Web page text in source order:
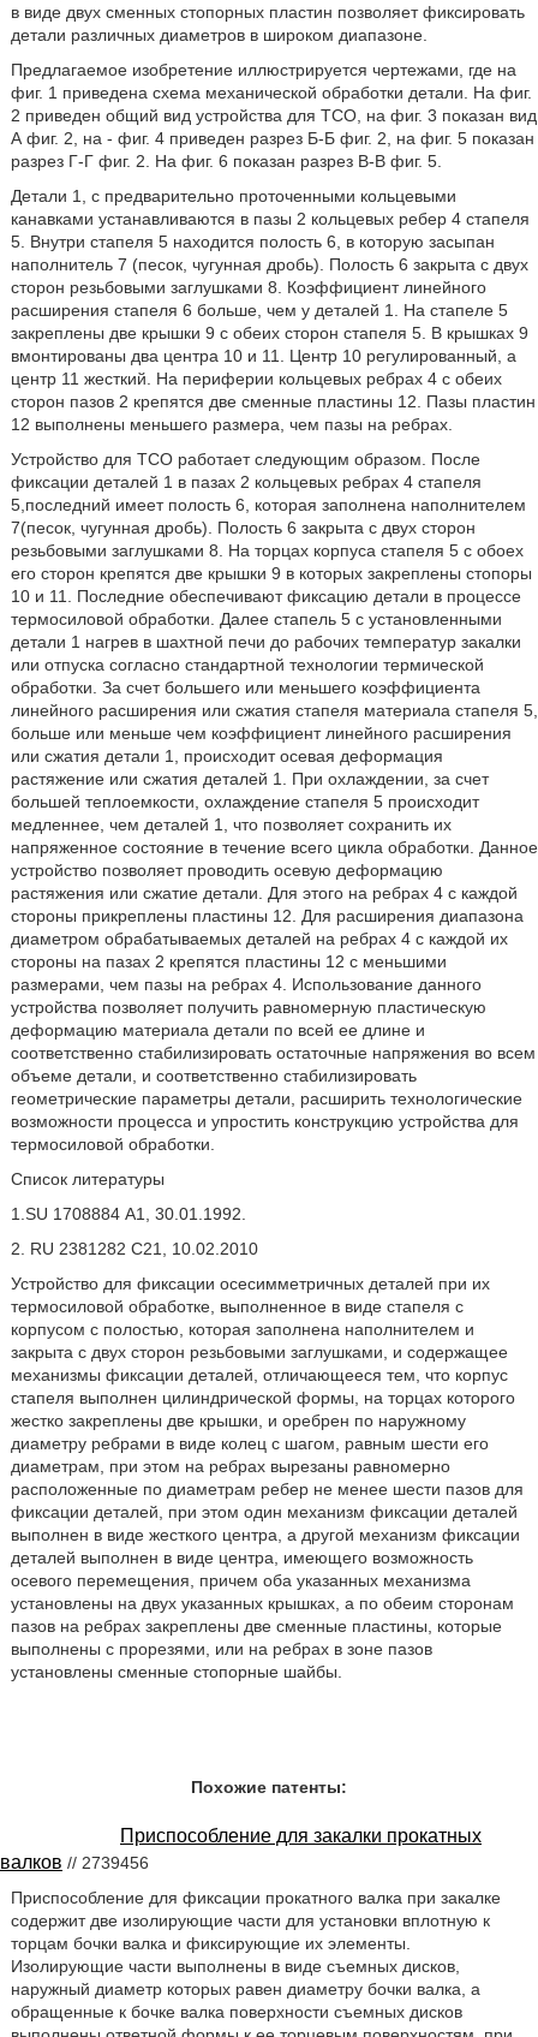
в виде двух сменных стопорных пластин позволяет фиксировать
детали различных диаметров в широком диапазоне.
Предлагаемое изобретение иллюстрируется чертежами, где на
фиг. 1 приведена схема механической обработки детали. На фиг.
2 приведен общий вид устройства для ТСО, на фиг. 3 показан вид
А фиг. 2, на - фиг. 4 приведен разрез Б-Б фиг. 2, на фиг. 5 показан
разрез Г-Г фиг. 2. На фиг. 6 показан разрез В-В фиг. 5.
Детали 1, с предварительно проточенными кольцевыми
канавками устанавливаются в пазы 2 кольцевых ребер 4 стапеля
5. Внутри стапеля 5 находится полость 6, в которую засыпан
наполнитель 7 (песок, чугунная дробь). Полость 6 закрыта с двух
сторон резьбовыми заглушками 8. Коэффициент линейного
расширения стапеля 6 больше, чем у деталей 1. На стапеле 5
закреплены две крышки 9 с обеих сторон стапеля 5. В крышках 9
вмонтированы два центра 10 и 11. Центр 10 регулированный, а
центр 11 жесткий. На периферии кольцевых ребрах 4 с обеих
сторон пазов 2 крепятся две сменные пластины 12. Пазы пластин
12 выполнены меньшего размера, чем пазы на ребрах.
Устройство для ТСО работает следующим образом. После
фиксации деталей 1 в пазах 2 кольцевых ребрах 4 стапеля
5,последний имеет полость 6, которая заполнена наполнителем
7(песок, чугунная дробь). Полость 6 закрыта с двух сторон
резьбовыми заглушками 8. На торцах корпуса стапеля 5 с обоех
его сторон крепятся две крышки 9 в которых закреплены стопоры
10 и 11. Последние обеспечивают фиксацию детали в процессе
термосиловой обработки. Далее стапель 5 с установленными
детали 1 нагрев в шахтной печи до рабочих температур закалки
или отпуска согласно стандартной технологии термической
обработки. За счет большего или меньшего коэффициента
линейного расширения или сжатия стапеля материала стапеля 5,
больше или меньше чем коэффициент линейного расширения
или сжатия детали 1, происходит осевая деформация
растяжение или сжатия деталей 1. При охлаждении, за счет
большей теплоемкости, охлаждение стапеля 5 происходит
медленнее, чем деталей 1, что позволяет сохранить их
напряженное состояние в течение всего цикла обработки. Данное
устройство позволяет проводить осевую деформацию
растяжения или сжатие детали. Для этого на ребрах 4 с каждой
стороны прикреплены пластины 12. Для расширения диапазона
диаметром обрабатываемых деталей на ребрах 4 с каждой их
стороны на пазах 2 крепятся пластины 12 с меньшими
размерами, чем пазы на ребрах 4. Использование данного
устройства позволяет получить равномерную пластическую
деформацию материала детали по всей ее длине и
соответственно стабилизировать остаточные напряжения во всем
объеме детали, и соответственно стабилизировать
геометрические параметры детали, расширить технологические
возможности процесса и упростить конструкцию устройства для
термосиловой обработки.
Список литературы
1.SU 1708884 А1, 30.01.1992.
2. RU 2381282 С21, 10.02.2010
Устройство для фиксации осесимметричных деталей при их
термосиловой обработке, выполненное в виде стапеля с
корпусом с полостью, которая заполнена наполнителем и
закрыта с двух сторон резьбовыми заглушками, и содержащее
механизмы фиксации деталей, отличающееся тем, что корпус
стапеля выполнен цилиндрической формы, на торцах которого
жестко закреплены две крышки, и оребрен по наружному
диаметру ребрами в виде колец с шагом, равным шести его
диаметрам, при этом на ребрах вырезаны равномерно
расположенные по диаметрам ребер не менее шести пазов для
фиксации деталей, при этом один механизм фиксации деталей
выполнен в виде жесткого центра, а другой механизм фиксации
деталей выполнен в виде центра, имеющего возможность
осевого перемещения, причем оба указанных механизма
установлены на двух указанных крышках, а по обеим сторонам
пазов на ребрах закреплены две сменные пластины, которые
выполнены с прорезями, или на ребрах в зоне пазов
установлены сменные стопорные шайбы.
Похожие патенты:
Приспособление для закалки прокатных
валков // 2739456
Приспособление для фиксации прокатного валка при закалке
содержит две изолирующие части для установки вплотную к
торцам бочки валка и фиксирующие их элементы.
Изолирующие части выполнены в виде съемных дисков,
наружный диаметр которых равен диаметру бочки валка, а
обращенные к бочке валка поверхности съемных дисков